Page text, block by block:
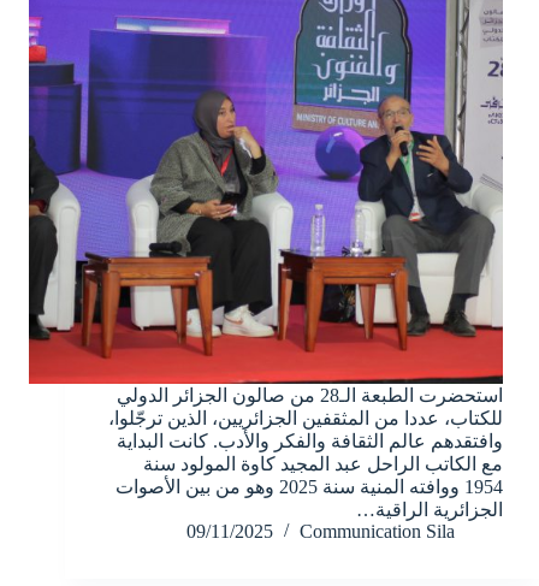
استحضرت الطبعة الـ28 من صالون الجزائر الدولي
للكتاب، عددا من المثقفين الجزائريين، الذين ترجّلوا،
وافتقدهم عالم الثقافة والفكر والأدب. كانت البداية
مع الكاتب الراحل عبد المجيد كاوة المولود سنة
1954 ووافته المنية سنة 2025 وهو من بين الأصوات
الجزائرية الراقية…
Communication Sila
09/11/2025